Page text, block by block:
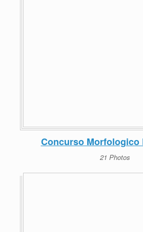
Concurso Morfologico
21 Photos